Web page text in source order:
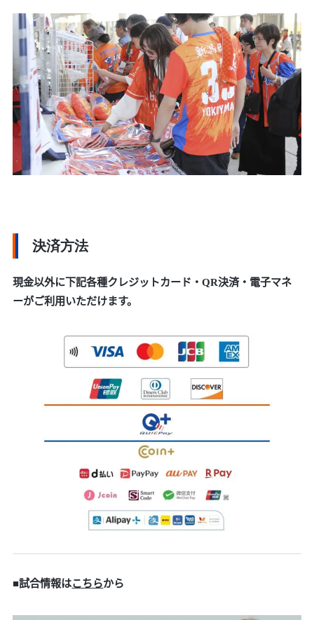
決済方法
現金以外に下記各種クレジットカード・QR決済・電子マネ
ーがご利用いただけます。
■試合情報はこちらから